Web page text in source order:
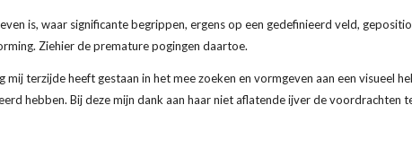
is, waar significante begrippen, ergens op een gedefinieerd veld,
Ziehier de premature pogingen daartoe.
terzijde heeft gestaan in het mee zoeken en vormgeven aan een visueel
hebben. Bij deze mijn dank aan haar niet aflatende ijver de voordrachten